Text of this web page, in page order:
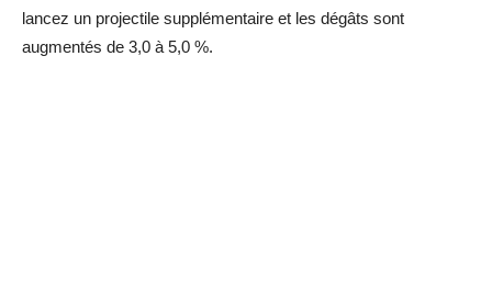
lancez un projectile supplémentaire et les dégâts sont
augmentés de 3,0 à 5,0 %.